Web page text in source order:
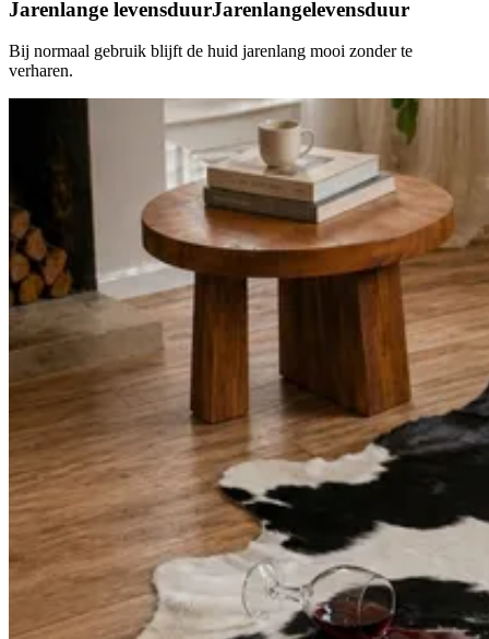
Jarenlange levensduurJarenlangelevensduur
Bij normaal gebruik blijft de huid jarenlang mooi zonder te
verharen.